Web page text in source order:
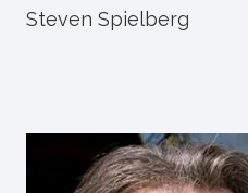
Steven Spielberg